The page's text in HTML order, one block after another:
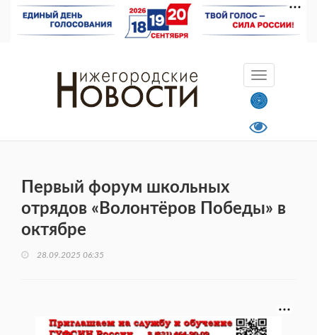
Первый форум школьных
отрядов «Волонтёров Победы» в
октябре
28.09.2025 06:35